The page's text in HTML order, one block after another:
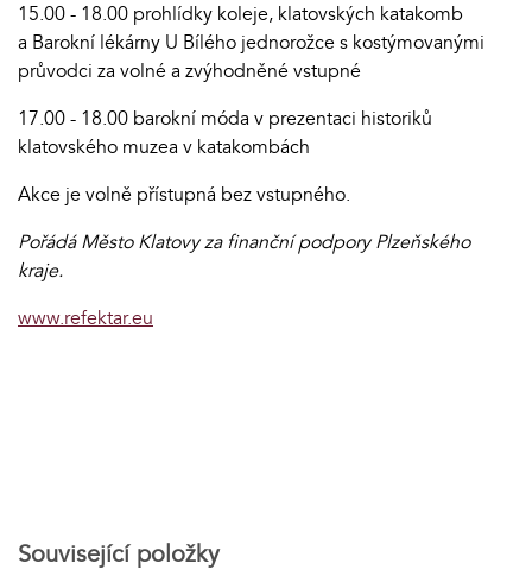
15.00 - 18.00 prohlídky koleje, klatovských katakomb
a Barokní lékárny U Bílého jednorožce s kostýmovanými
průvodci za volné a zvýhodněné vstupné
17.00 - 18.00 barokní móda v prezentaci historiků
klatovského muzea v katakombách
Akce je volně přístupná bez vstupného.
Pořádá Město Klatovy za finanční podpory Plzeňského
kraje.
www.refektar.eu
Související položky